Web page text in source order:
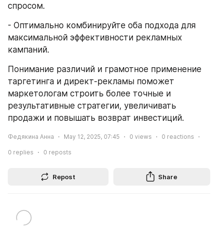
спросом.
- Оптимально комбинируйте оба подхода для
максимальной эффективности рекламных
кампаний.
Понимание различий и грамотное применение
таргетинга и директ-рекламы поможет
маркетологам строить более точные и
результативные стратегии, увеличивать
продажи и повышать возврат инвестиций.
Федякина Анна May 12, 2025, 07:45 0 views 0 reactions
0 replies 0 reposts
Repost Share